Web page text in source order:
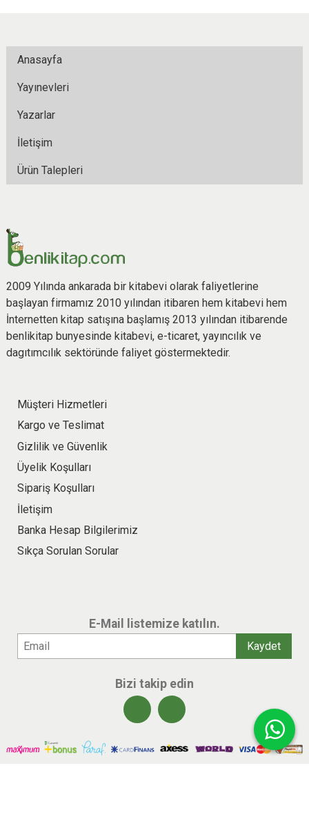
Anasayfa
Yayınevleri
Yazarlar
İletişim
Ürün Talepleri
2009 Yılında ankarada bir kitabevi olarak faliyetlerine
başlayan firmamız 2010 yılından itibaren hem kitabevi hem
İnternetten kitap satışına başlamış 2013 yılından itibarende
benlikitap bunyesinde kitabevi, e-ticaret, yayıncılık ve
dagıtımcılık sektöründe faliyet göstermektedir.
Müşteri Hizmetleri
Kargo ve Teslimat
Gizlilik ve Güvenlik
Üyelik Koşulları
Sipariş Koşulları
İletişim
Banka Hesap Bilgilerimiz
Sıkça Sorulan Sorular
E-Mail listemize katılın.
Bizi takip edin